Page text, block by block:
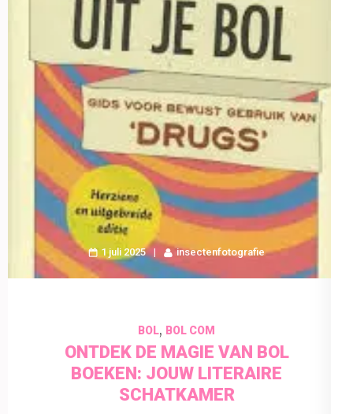
1 juli 2025 insectenfotografie
BOL, BOL COM
ONTDEK DE MAGIE VAN BOL
BOEKEN: JOUW LITERAIRE
SCHATKAMER